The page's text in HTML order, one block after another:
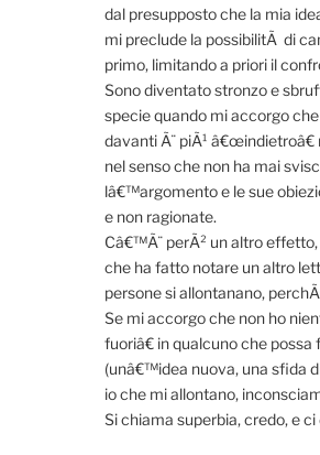
dal presupposto che la mia
mi preclude la possibilitÃ di
primo, limitando a priori il
Sono diventato stronzo e
specie quando mi accorgo
davanti Ã¨ piÃ¹
nel senso che non ha mai
lâ€™argomento e le sue
e non ragionate.
Câ€™Ã¨ perÃ² un altro
che ha fatto notare un altro
persone si allontanano,
Se mi accorgo che non ho
fuoriâ€ in qualcuno che
(unâ€™idea nuova, una sfida
io che mi allontano,
Si chiama superbia, credo, e